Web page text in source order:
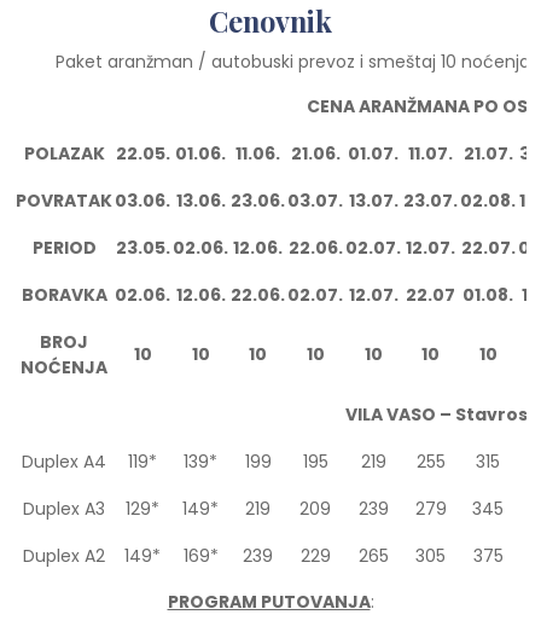
Cenovnik
Paket aranžman / autobuski prevoz i smeštaj 10
CENA ARANŽMANA PO
POLAZAK 22.05. 01.06. 11.06. 21.06. 01.07. 11.07. 21.07.
POVRATAK03.06. 13.06. 23.06.03.07. 13.07. 23.07.02.08.
PERIOD
23.05.02.06. 12.06. 22.06.02.07. 12.07. 22.07.
BORAVKA 02.06. 12.06. 22.06.02.07. 12.07. 22.07 01.08.
BROJ
NOĆENJA
10 10 10 10 10 10 10
VILA VASO – Stavros
Duplex A4
119* 139* 199 195 219 255 315
Duplex A3
129* 149* 219 209 239 279 345
Duplex A2
149* 169* 239 229 265 305 375
PROGRAM PUTOVANJA: